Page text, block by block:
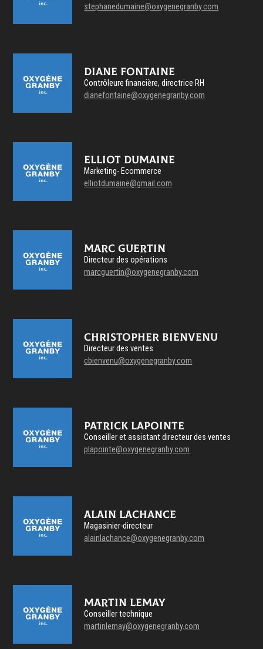
stephanedumaine@oxygenegranby.com
Diane Fontaine
Contrôleure financière, directrice RH
dianefontaine@oxygenegranby.com
Elliot Dumaine
Marketing- Ecommerce
elliotdumaine@gmail.com
Marc Guertin
Directeur des opérations
marcguertin@oxygenegranby.com
Christopher Bienvenu
Directeur des ventes
cbienvenu@oxygenegranby.com
Patrick Lapointe
Conseiller et assistant directeur des ventes
plapointe@oxygenegranby.com
Alain Lachance
Magasinier-directeur
alainlachance@oxygenegranby.com
Martin Lemay
Conseiller technique
martinlemay@oxygenegranby.com